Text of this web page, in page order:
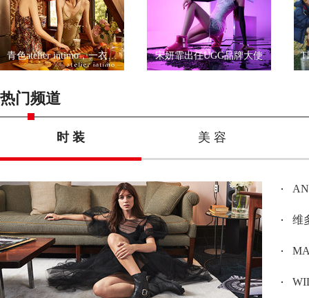
青色atelier intimo，一衣一带尽显优雅 宋妍霏出任UGG品牌大使
热门频道
时 装 美 容
维